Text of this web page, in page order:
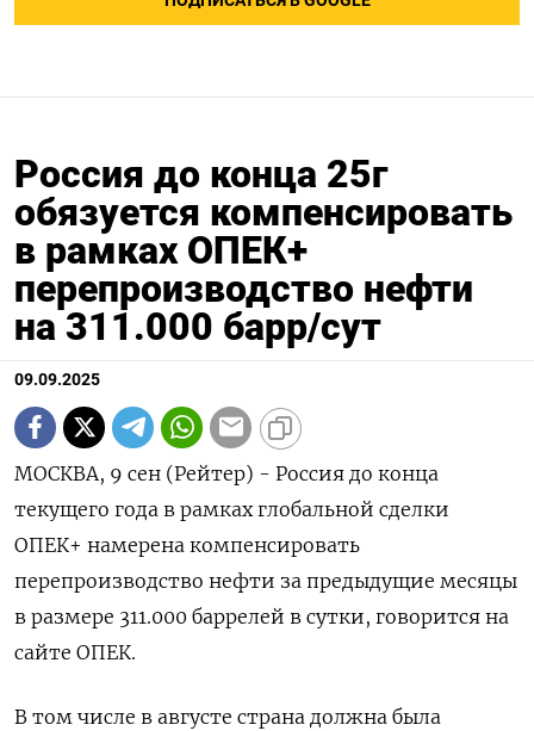
Россия до конца 25г
обязуется компенсировать
в рамках ОПЕК+
перепроизводство нефти
на 311.000 барр/сут
09.09.2025
МОСКВА, 9 сен (Рейтер) - Россия до конца
текущего года в рамках глобальной сделки
ОПЕК+ намерена компенсировать
перепроизводство нефти за предыдущие месяцы
в размере 311.000 баррелей в сутки, говорится на
сайте ОПЕК.
В том числе в августе страна должна была